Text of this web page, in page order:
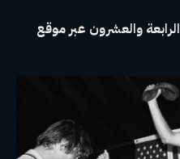
مسلسل حب ع ورق الحلقة 24 الرابعة والعشرون عبر موقع